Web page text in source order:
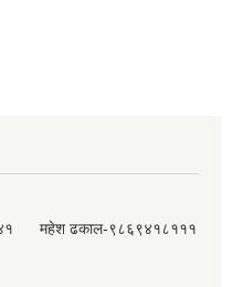
महेश ढकाल-९८६९४१८१११